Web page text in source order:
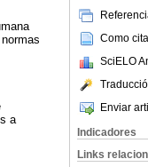
Como
SciELO
Enviar
Indicadores
Links
a